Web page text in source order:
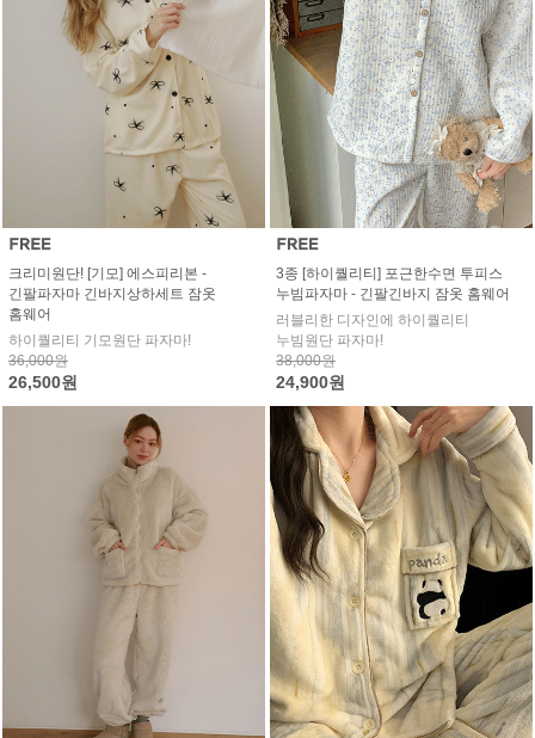
크리미원단! [기모] 에스피리본 -
긴팔파자마 긴바지상하세트 잠옷
홈웨어
하이퀄리티 기모원단 파자마!
36,000원
26,500원
3종 [하이퀄리티] 포근한수면 투피스
누빔파자마 - 긴팔긴바지 잠옷 홈웨어
러블리한 디자인에 하이퀄리티
누빔원단 파자마!
38,000원
24,900원